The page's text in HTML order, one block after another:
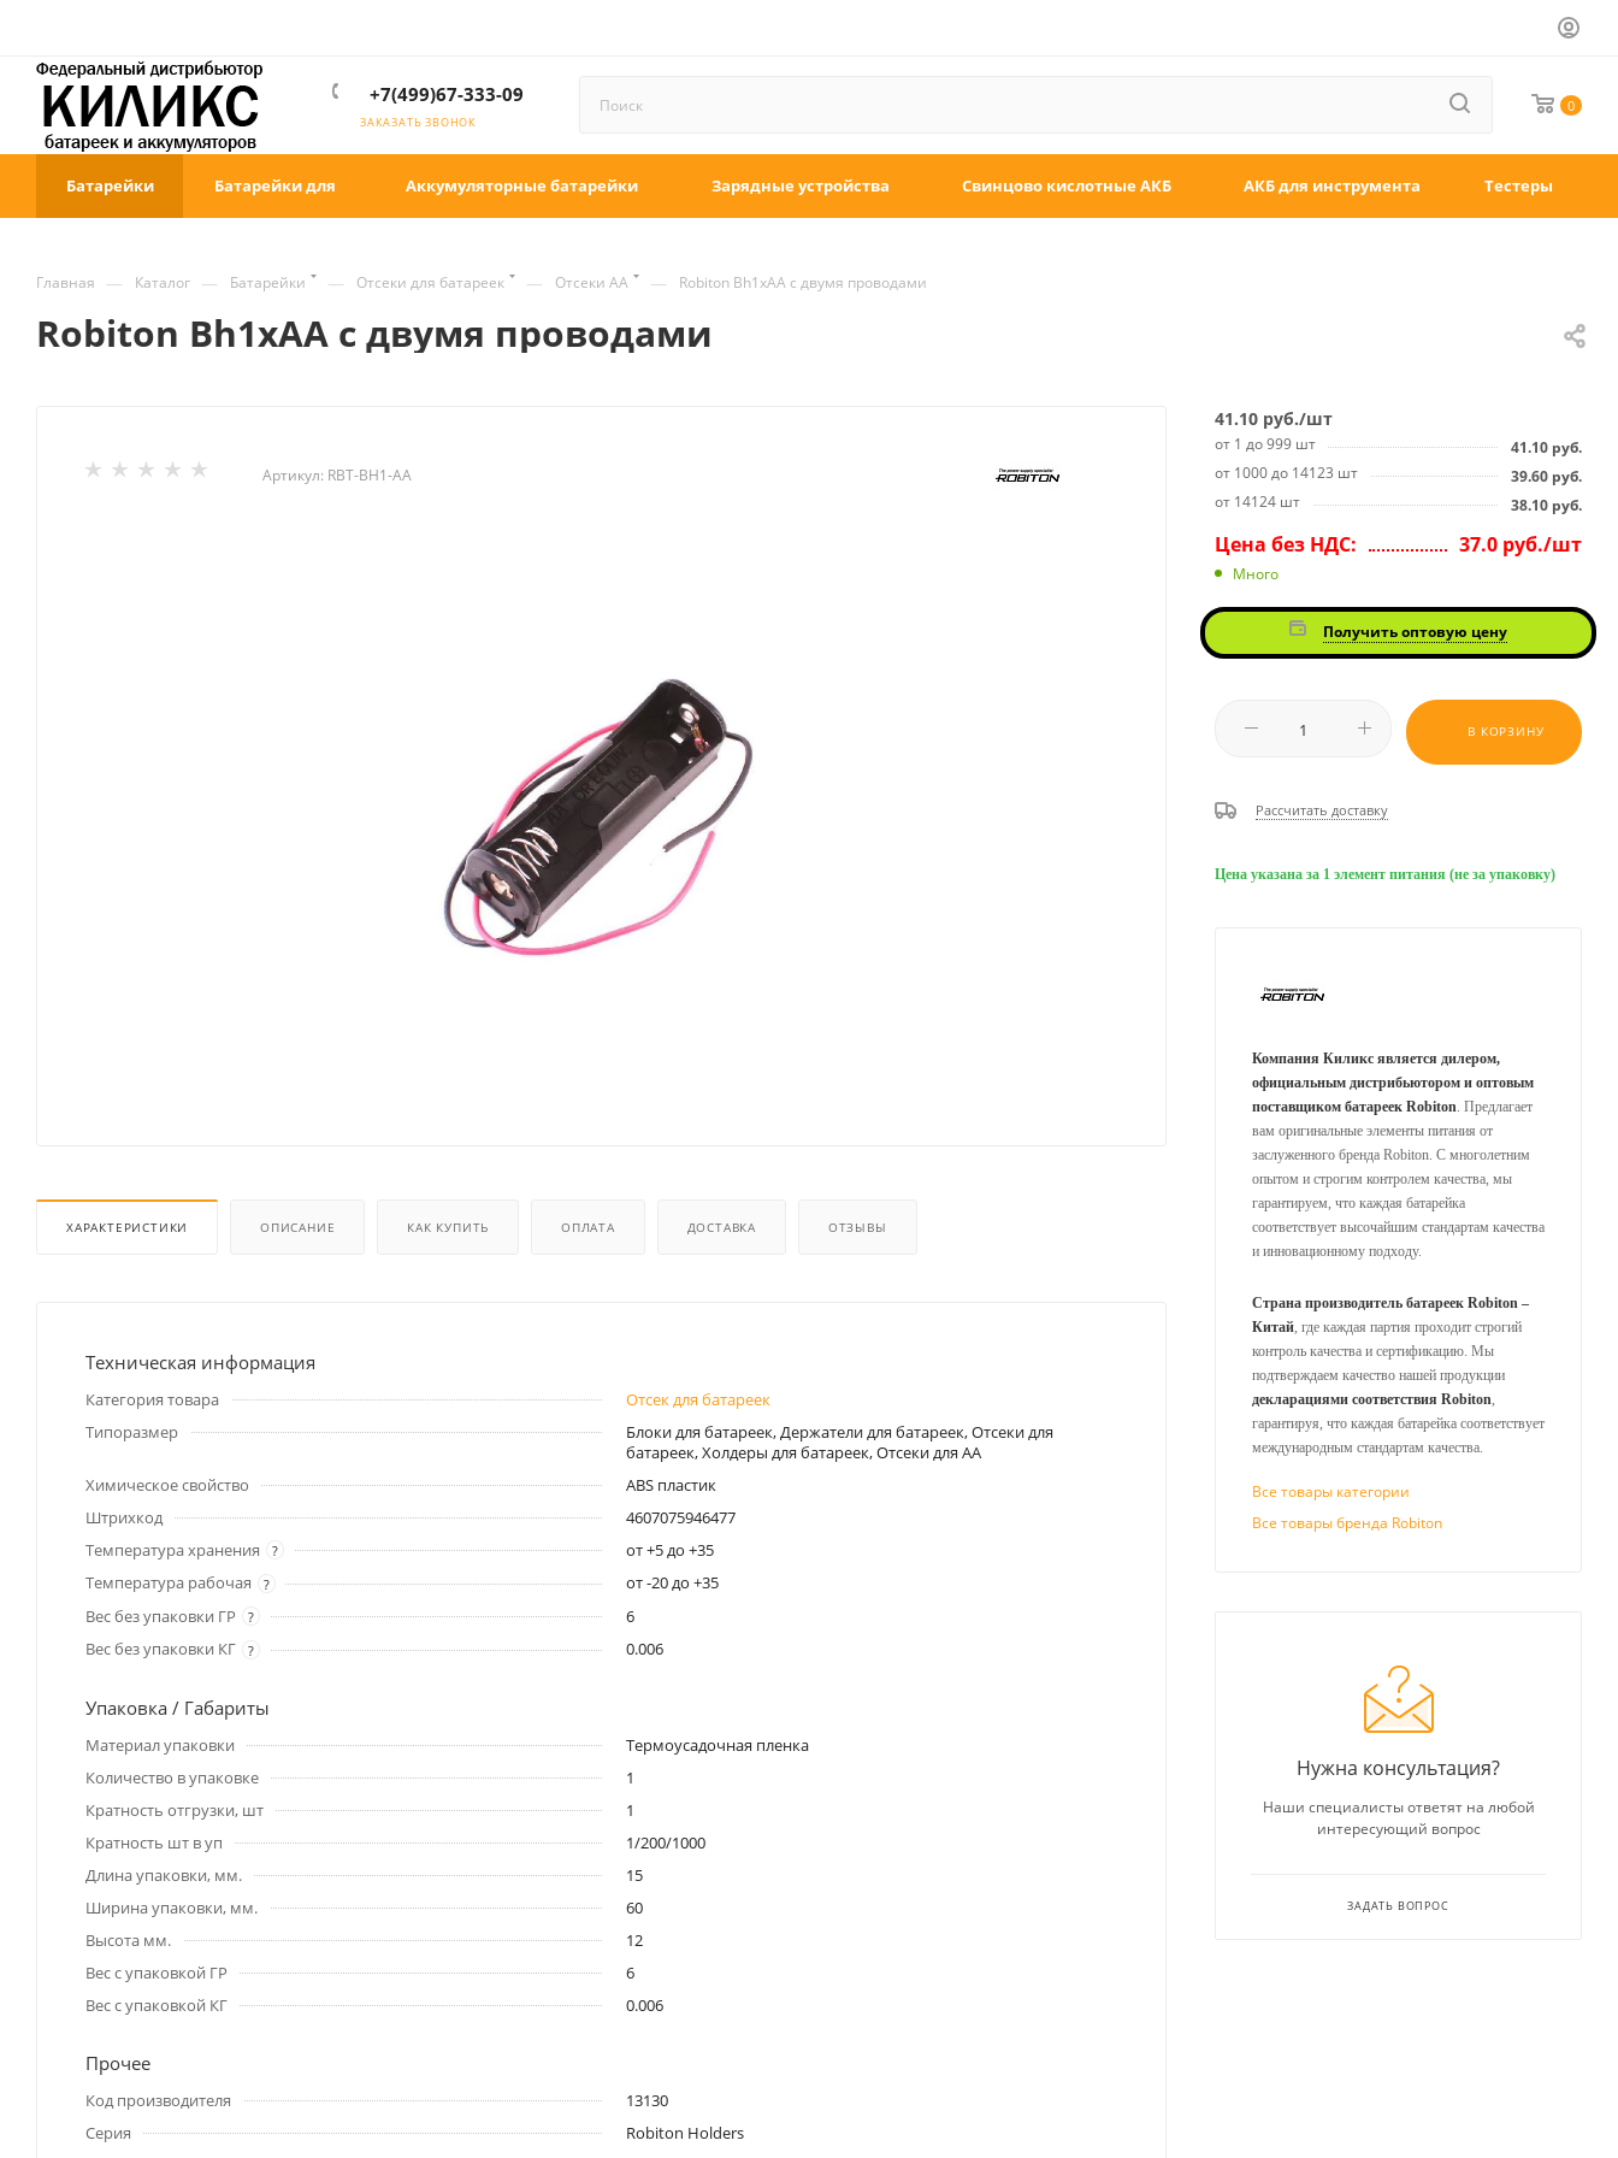
+7(499)67-333-09
ЗАКАЗАТЬ ЗВОНОК
0
Батарейки Батарейки для Аккумуляторные батарейки Зарядные устройства Свинцово кислотные АКБ АКБ для инструмента Тестеры
Главная — Каталог — Батарейки — Отсеки для батареек — Отсеки AA — Robiton Bh1xAA с двумя проводами
Robiton Bh1xAA с двумя проводами
Артикул: RBT-BH1-AA
ХАРАКТЕРИСТИКИ ОПИСАНИЕ КАК КУПИТЬ ОПЛАТА ДОСТАВКА ОТЗЫВЫ
Техническая информация
Категория товара
Отсек для батареек
Типоразмер
Блоки для батареек, Держатели для батареек, Отсеки для
батареек, Холдеры для батареек, Отсеки для AA
Химическое свойство
ABS пластик
Штрихкод
4607075946477
Температура хранения
?
от +5 до +35
Температура рабочая
?
от -20 до +35
Вес без упаковки ГР
?
6
Вес без упаковки КГ
? 0.006
Упаковка / Габариты
Материал упаковки
Термоусадочная пленка
Количество в упаковке
1
Кратность отгрузки, шт
1
Кратность шт в уп
1/200/1000
Длина упаковки, мм.
15
Ширина упаковки, мм.
60
Высота мм.
12
Вес с упаковкой ГР
6
Вес с упаковкой КГ
0.006
Прочее
Код производителя
13130
Серия
Robiton Holders
41.10 руб./шт
от 1 до 999 шт 41.10 руб.
от 1000 до 14123 шт
39.60 руб.
от 14124 шт
38.10 руб.
Цена без НДС: 37.0 руб./шт
Много
Получить оптовую цену
В КОРЗИНУ
Рассчитать доставку
Цена указана за 1 элемент питания (не за упаковку)
Компания Киликс является дилером,
официальным дистрибьютором и оптовым
поставщиком батареек Robiton . Предлагает
вам оригинальные элементы питания от
заслуженного бренда Robiton. С многолетним
опытом и строгим контролем качества, мы
гарантируем, что каждая батарейка
соответствует высочайшим стандартам качества
и инновационному подходу.
Страна производитель батареек Robiton –
Китай, где каждая партия проходит строгий
контроль качества и сертификацию. Мы
подтверждаем качество нашей продукции
декларациями соответствия Robiton,
гарантируя, что каждая батарейка соответствует
международным стандартам качества.
Все товары категории
Все товары бренда Robiton
Нужна консультация?
Наши специалисты ответят на любой
интересующий вопрос
ЗАДАТЬ ВОПРОС